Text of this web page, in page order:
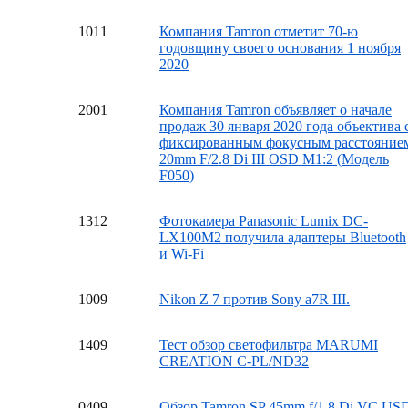
1011
Компания Tamron отметит 70-ю
годовщину своего основания 1 ноября
2020
2001
Компания Tamron объявляет о начале
продаж 30 января 2020 года объектива
фиксированным фокусным
20mm F/2.8 Di III OSD M1:2 (Модель
F050)
1312
Фотокамера Panasonic Lumix DC-
LX100M2 получила адаптеры Bluetooth
и Wi-Fi
1009 Nikon Z 7 против Sony a7R III.
1409
Тест обзор светофильтра MARUMI
CREATION C-PL/ND32